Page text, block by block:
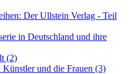
Der Ullstein Verlag - Teil
in Deutschland und ihre
(2)
und die Frauen (3)